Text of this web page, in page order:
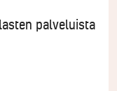
palveluista